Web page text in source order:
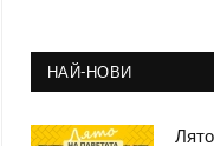
НАЙ-НОВИ